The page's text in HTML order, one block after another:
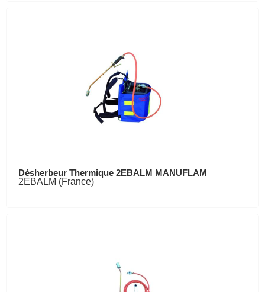
Désherbeur Thermique 2EBALM MANUFLAM
2EBALM (France)